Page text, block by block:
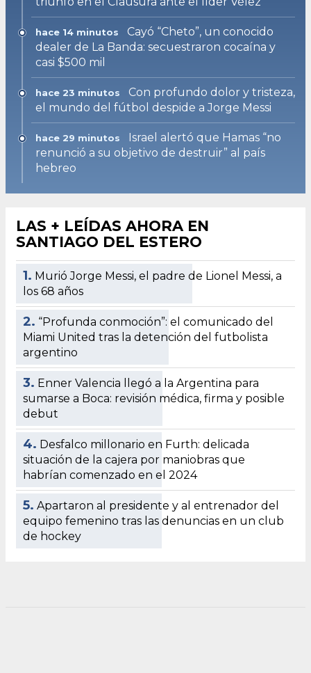
hace 14 minutos
Cayó “Cheto”, un conocido
dealer de La Banda: secuestraron cocaína y
casi $500 mil
hace 23 minutos
Con profundo dolor y tristeza,
el mundo del fútbol despide a Jorge Messi
hace 29 minutos
Israel alertó que Hamas “no
renunció a su objetivo de destruir” al país
hebreo
LAS + LEÍDAS AHORA EN
SANTIAGO DEL ESTERO
1. Murió Jorge Messi, el padre de Lionel Messi, a
los 68 años
2. “Profunda conmoción”: el comunicado del
Miami United tras la detención del futbolista
argentino
3. Enner Valencia llegó a la Argentina para
sumarse a Boca: revisión médica, firma y posible
debut
4. Desfalco millonario en Furth: delicada
situación de la cajera por maniobras que
habrían comenzado en el 2024
5. Apartaron al presidente y al entrenador del
equipo femenino tras las denuncias en un club
de hockey